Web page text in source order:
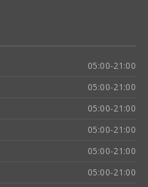
05:00-21:00
05:00-21:00
05:00-21:00
05:00-21:00
05:00-21:00
05:00-21:00